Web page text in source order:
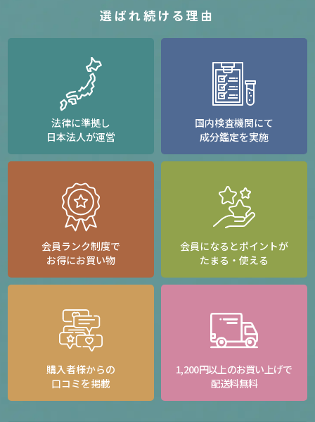
選ばれ続ける理由
法律に準拠し
日本法人が運営
国内検査機関にて
成分鑑定を実施
会員ランク制度で
お得にお買い物
会員になるとポイントが
たまる・使える
購入者様からの
口コミを掲載
1,200円以上のお買い上げで
配送料無料